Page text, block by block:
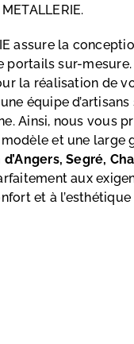
assure la
portails sur-
la réalisation de
équipe
Ainsi, nous vous
et une large
Segré,
aux
et à